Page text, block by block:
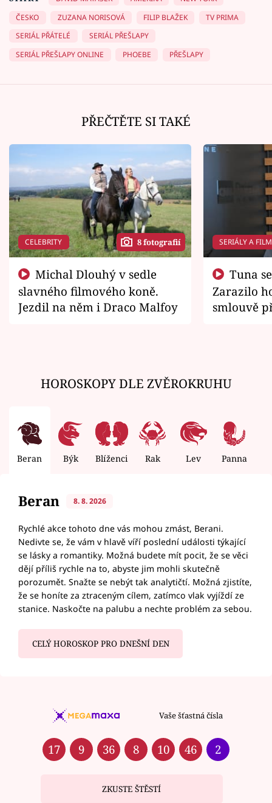
ČESKO
ZUZANA NORISOVÁ FILIP BLAŽEK
TV PRIMA
SERIÁL PŘÁTELÉ
SERIÁL PŘEŠLAPY
SERIÁL PŘEŠLAPY ONLINE
PHOEBE PŘEŠLAPY
PŘEČTĚTE SI TAKÉ
CELEBRITY 8 fotografií
slavného filmového koně.
Jezdil na něm i Draco Malfoy
SERIÁLY A
Zarazilo
smlouvě
HOROSKOPY DLE ZVĚROKRUHU
Beran Býk Blíženci Rak Lev Panna
Beran 8. 8. 2026
Rychlé akce tohoto dne vás mohou zmást, Berani.
Nedivte se, že vám v hlavě víří poslední události týkající
se lásky a romantiky. Možná budete mít pocit, že se věci
dějí příliš rychle na to, abyste jim mohli skutečně
porozumět. Snažte se nebýt tak analytičtí. Možná zjistíte,
že se honíte za ztraceným cílem, zatímco vlak vyjíždí ze
stanice. Naskočte na palubu a nechte problém za sebou.
CELÝ HOROSKOP PRO DNEŠNÍ DEN
Vaše šťastná čísla
17 9 36 8 10 46 2
ZKUSTE ŠTĚSTÍ